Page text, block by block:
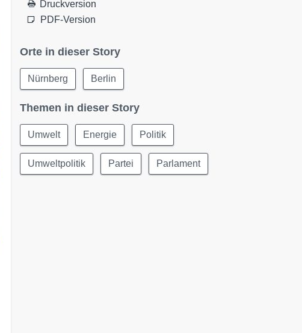
Druckversion
PDF-Version
Orte in dieser Story
Nürnberg Berlin
Themen in dieser Story
Umwelt Energie Politik
Umweltpolitik Partei Parlament